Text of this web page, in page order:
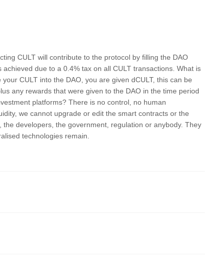
CULT will contribute to the protocol by filling the DAO
due to a 0.4% tax on all CULT transactions. What is
CULT into the DAO, you are given dCULT, this can be
any rewards that were given to the DAO in the time period
platforms? There is no control, no human
we cannot upgrade or edit the smart contracts or the
developers, the government, regulation or anybody. They
technologies remain.
的交易費用。